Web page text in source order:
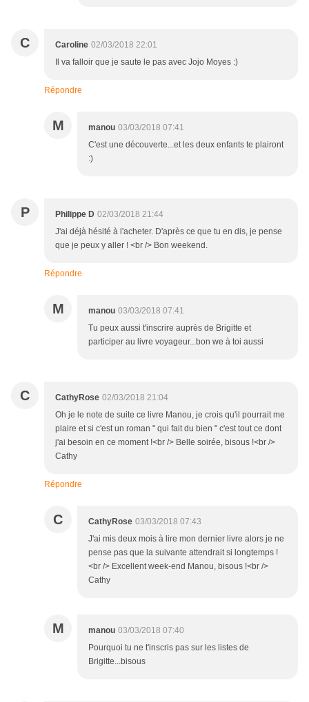
C Caroline 02/03/2018 22:01
Il va falloir que je saute le pas avec Jojo Moyes :)
Répondre
M manou 03/03/2018 07:41
C'est une découverte...et les deux enfants te plairont
:)
P Philippe D 02/03/2018 21:44
J'ai déjà hésité à l'acheter. D'après ce que tu en dis, je pense
que je peux y aller ! <br /> Bon weekend.
Répondre
M manou 03/03/2018 07:41
Tu peux aussi t'inscrire auprès de Brigitte et
participer au livre voyageur...bon we à toi aussi
C CathyRose 02/03/2018 21:04
Oh je le note de suite ce livre Manou, je crois qu'il pourrait me
plaire et si c'est un roman " qui fait du bien " c'est tout ce dont
j'ai besoin en ce moment !<br /> Belle soirée, bisous !<br />
Cathy
Répondre
C CathyRose 03/03/2018 07:43
J'ai mis deux mois à lire mon dernier livre alors je ne
pense pas que la suivante attendrait si longtemps !
<br /> Excellent week-end Manou, bisous !<br />
Cathy
M manou 03/03/2018 07:40
Pourquoi tu ne t'inscris pas sur les listes de
Brigitte...bisous